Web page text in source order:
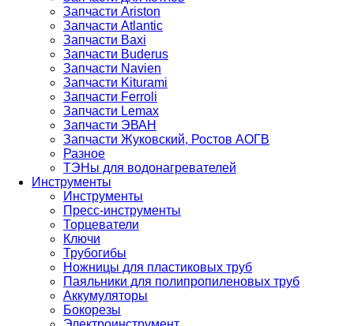
Запчасти Ariston
Запчасти Atlantic
Запчасти Baxi
Запчасти Buderus
Запчасти Navien
Запчасти Kiturami
Запчасти Ferroli
Запчасти Lemax
Запчасти ЭВАН
Запчасти Жуковский, Ростов АОГВ
Разное
ТЭНы для водонагревателей
Инструменты
Инструменты
Пресс-инструменты
Торцеватели
Ключи
Трубогибы
Ножницы для пластиковых труб
Паяльники для полипропиленовых труб
Аккумуляторы
Бокорезы